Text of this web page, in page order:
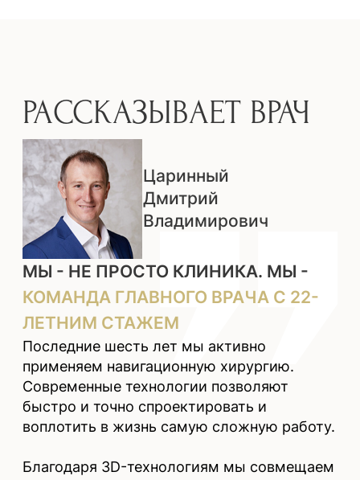
На данный момент в мире нет других
методов, которые бы позволили так точно
и правильно проводить имплантацию,
кроме методики цифровой навигационной
хирургии.
КОГДА ПОКАЗАНА
ИМПЛАНТАЦИЯ?
ПОЛНОСТЬЮ
УТРАЧЕННЫЙ
ЗУБ
Если зуб потерян целиком вместе с
корнем, наиболее эффективным
способом восстановления является
ОТСУТСТВИЕ
Если лечение зуба невозможно, его